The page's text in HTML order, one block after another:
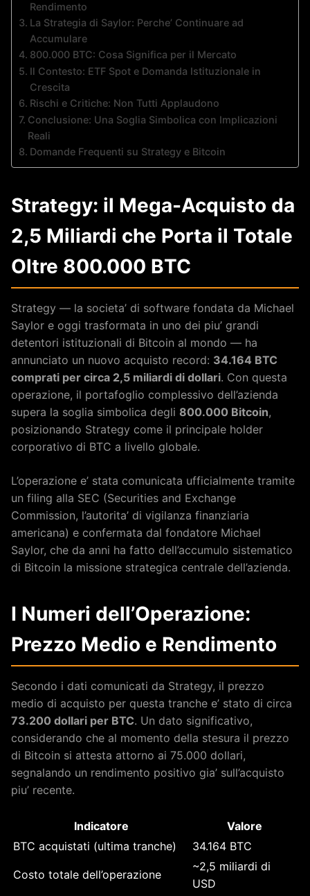
Rendimento
La Strategia di Saylor: Perche’ Continuare ad
Accumulare
800.000 BTC: Cosa Significa per il Mercato
Il Contesto: ETF Spot e Domanda Istituzionale in
Crescita
Rischi e Critiche: Non Tutti Applaudono
Conclusione: Una Soglia Simbolica con Implicazioni
Reali
Domande Frequenti su Strategy e Bitcoin
Strategy: il Mega-Acquisto da
2,5 Miliardi che Porta il Totale
Oltre 800.000 BTC
Strategy — la societa’ di software fondata da Michael
Saylor e oggi trasformata in uno dei piu’ grandi
detentori istituzionali di Bitcoin al mondo — ha
annunciato un nuovo acquisto record: 34.164 BTC
comprati per circa 2,5 miliardi di dollari. Con questa
operazione, il portafoglio complessivo dell’azienda
supera la soglia simbolica degli 800.000 Bitcoin,
posizionando Strategy come il principale holder
corporativo di BTC a livello globale.
L’operazione e’ stata comunicata ufficialmente tramite
un filing alla SEC (Securities and Exchange
Commission, l’autorita’ di vigilanza finanziaria
americana) e confermata dal fondatore Michael
Saylor, che da anni ha fatto dell’accumulo sistematico
di Bitcoin la missione strategica centrale dell’azienda.
I Numeri dell’Operazione:
Prezzo Medio e Rendimento
Secondo i dati comunicati da Strategy, il prezzo
medio di acquisto per questa tranche e’ stato di circa
73.200 dollari per BTC. Un dato significativo,
considerando che al momento della stesura il prezzo
di Bitcoin si attesta attorno ai 75.000 dollari,
segnalando un rendimento positivo gia’ sull’acquisto
piu’ recente.
Indicatore
Valore
BTC acquistati (ultima tranche)
34.164 BTC
Costo totale dell’operazione
~2,5 miliardi di
USD